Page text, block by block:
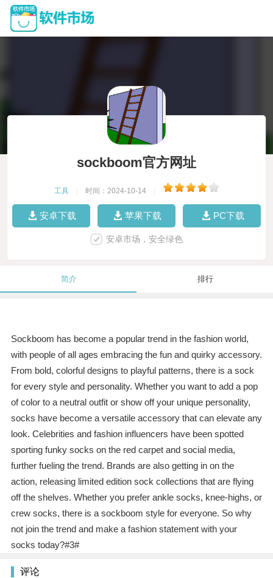
sockboom官方网址
工具 时间：2024-10-14
安卓下载 苹果下载 PC下载
安卓市场，安全绿色
简介 排行
Sockboom has become a popular trend in the fashion world,
with people of all ages embracing the fun and quirky accessory.
From bold, colorful designs to playful patterns, there is a sock
for every style and personality. Whether you want to add a pop
of color to a neutral outfit or show off your unique personality,
socks have become a versatile accessory that can elevate any
look. Celebrities and fashion influencers have been spotted
sporting funky socks on the red carpet and social media,
further fueling the trend. Brands are also getting in on the
action, releasing limited edition sock collections that are flying
off the shelves. Whether you prefer ankle socks, knee-highs, or
crew socks, there is a sockboom style for everyone. So why
not join the trend and make a fashion statement with your
socks today?#3#
评论